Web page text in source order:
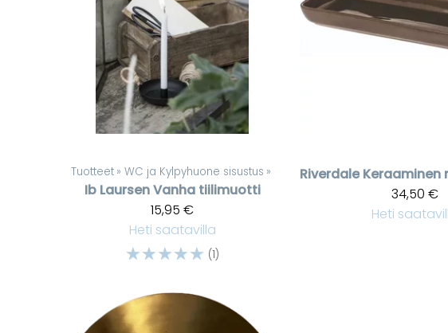
Tuotteet ‪» WC ja Kylpyhuone sisustus ‪»
Ib LaursenVanha tiilimuotti
15,95 €
Heti saatavilla
☆☆☆☆☆ (1)
Riverdale
34,50 €
Heti